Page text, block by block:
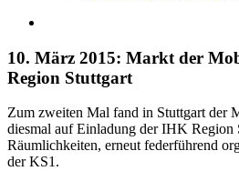
10. März 2015: Markt der
Region Stuttgart
Zum zweiten Mal fand in Stuttgart der
diesmal auf Einladung der IHK Region
Räumlichkeiten, erneut federführend
der KS1.